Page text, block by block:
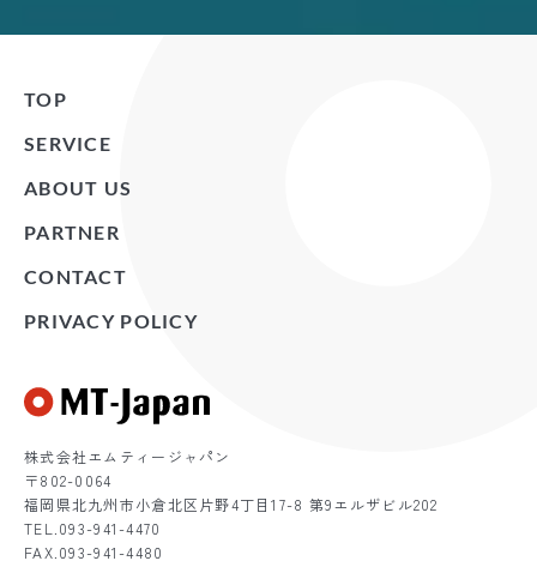
株式会社エムティージャパン
〒802-0064
福岡県北九州市小倉北区片野4丁目17-8 第9エルザビル202
TEL.093-941-4470
FAX.093-941-4480
TOP
SERVICE
ABOUT US
PARTNER
CONTACT
PRIVACY POLICY